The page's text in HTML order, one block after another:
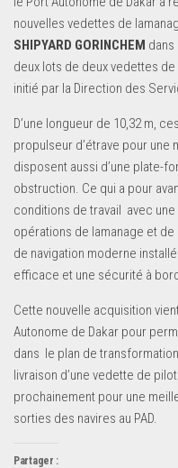
nouvelles vedettes de
SHIPYARD GORINCHEM dans
deux lots de deux vedettes
initié par la Direction des
D’une longueur de 10,32 m,
propulseur d’étrave pour
disposent aussi d’une plate-
obstruction. Ce qui a pour
conditions de travail avec
opérations de lamanage et
de navigation moderne
efficace et une sécurité à
Cette nouvelle acquisition
Autonome de Dakar pour
dans le plan de
livraison d’une vedette de
prochainement pour une
sorties des navires au PAD.
Partager :